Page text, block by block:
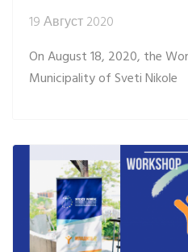
19 Август 2020
On August 18, 2020, the
Municipality of Sveti Nikole